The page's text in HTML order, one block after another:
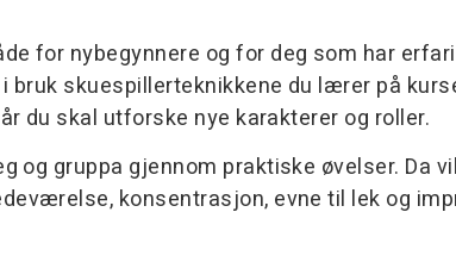
for nybegynnere og for deg som har
bruk skuespillerteknikkene du lærer på
du skal utforske nye karakterer og roller.
og gruppa gjennom praktiske øvelser. Da
konsentrasjon, evne til lek og